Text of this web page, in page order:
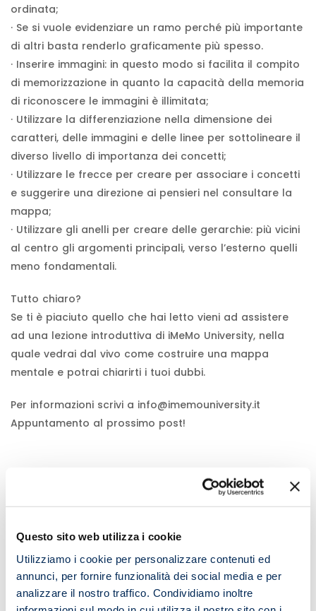
Questo sito web utilizza i cookie
Utilizziamo i cookie per personalizzare contenuti ed
annunci, per fornire funzionalità dei social media e per
analizzare il nostro traffico. Condividiamo inoltre
ordinata;
· Se si vuole evidenziare un ramo perché più importante
di altri basta renderlo graficamente più spesso.
· Inserire immagini: in questo modo si facilita il compito
di memorizzazione in quanto la capacità della memoria
di riconoscere le immagini è illimitata;
· Utilizzare la differenziazione nella dimensione dei
caratteri, delle immagini e delle linee per sottolineare il
diverso livello di importanza dei concetti;
· Utilizzare le frecce per creare per associare i concetti
e suggerire una direzione ai pensieri nel consultare la
mappa;
· Utilizzare gli anelli per creare delle gerarchie: più vicini
al centro gli argomenti principali, verso l’esterno quelli
meno fondamentali.
Tutto chiaro?
Se ti è piaciuto quello che hai letto vieni ad assistere
ad una lezione introduttiva di iMeMo University, nella
quale vedrai dal vivo come costruire una mappa
mentale e potrai chiarirti i tuoi dubbi.
Per informazioni scrivi a info@imemouniversity.it
Appuntamento al prossimo post!
Lascia un commento
Il tuo indirizzo email non sarà pubblicato. I campi
obbligatori sono contrassegnati*